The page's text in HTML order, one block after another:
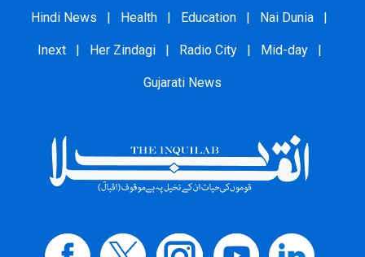
Hindi News | Health | Education | Nai Dunia |
Inext | Her Zindagi | Radio City | Mid-day |
Gujarati News